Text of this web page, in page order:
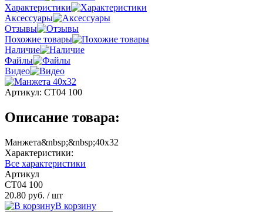
Характеристики
Аксессуары
Отзывы
Похожие товары
Наличие
Файлы
Видео
Артикул: СТ04 100
Описание товара:
Манжета&nbsp;&nbsp;40х32
Характеристики:
Все характеристики
Артикул
СТ04 100
20.80 руб. / шт
В корзину